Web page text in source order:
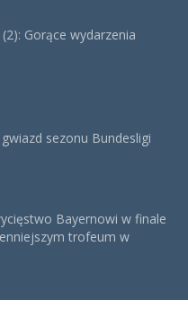
Gorące wydarzenia
sezonu Bundesligi
Bayernowi w finale
trofeum w